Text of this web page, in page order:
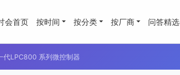
会首页 按时间 按分类 按厂商 问答精选
代LPC800 系列微控制器